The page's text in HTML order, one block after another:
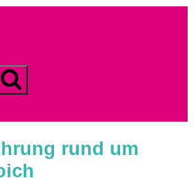
rund um